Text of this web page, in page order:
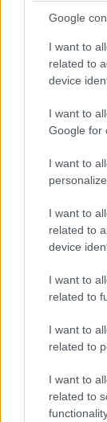
Google
I want to
related to
device
I want to
Google for
I want to
I want to
related to
device
I want to
related to
I want to
related to
I want to
related to